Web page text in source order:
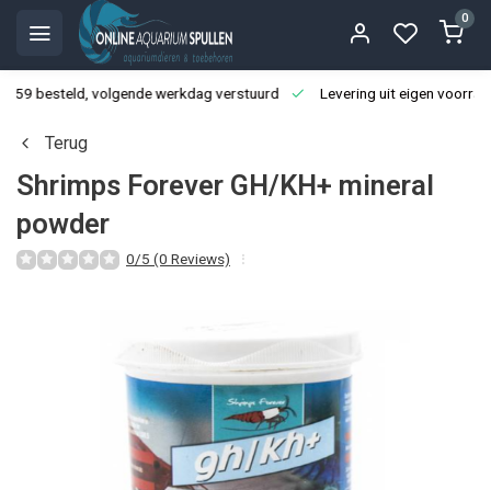
0
besteld, volgende werkdag verstuurd Levering uit eigen
Terug
Shrimps Forever GH/KH+ mineral
powder
0/5 (0 Reviews)